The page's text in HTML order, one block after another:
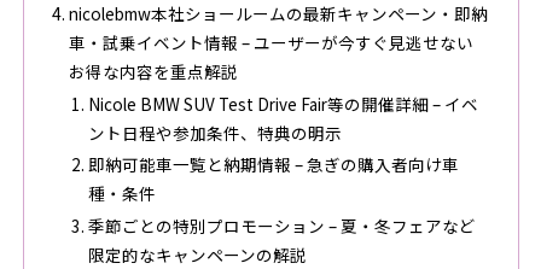
nicolebmw本社ショールームの最新キャンペーン・即納
車・試乗イベント情報 – ユーザーが今すぐ見逃せない
お得な内容を重点解説
Nicole BMW SUV Test Drive Fair等の開催詳細 – イベ
ント日程や参加条件、特典の明示
即納可能車一覧と納期情報 – 急ぎの購入者向け車
種・条件
季節ごとの特別プロモーション – 夏・冬フェアなど
限定的なキャンペーンの解説